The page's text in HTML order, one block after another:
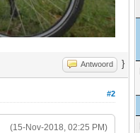
Antwoord }
#2
(15-Nov-2018, 02:25 PM)